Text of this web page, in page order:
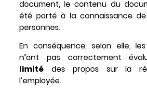
document, le contenu du
été porté à la connaissance de
personnes.
En conséquence, selon elle,
n’ont pas correctement
limité des propos sur la
l’employée.